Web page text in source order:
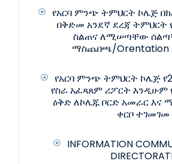
የአርባ ምንጭ ትምህርት ኮሌጅ
በቅድመ አንደኛ ደረጃ ትምህርት
ስልጠና ለሚሠጣቸው
ማስጨበጫ/Orentation
የአርባ ምንጭ ትምህርት ኮሌጅ
የስራ አፈጻጸም ሪፖርት እንዲሁም
ዕቅድ ለኮሌጁ ቦርድ አመራር እና
ቀርቦ ተገመገመ
INFORMATION